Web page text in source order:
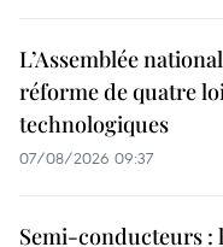
L’Assemblée
réforme de quatre
technologiques
07/08/2026 09:37
Semi-conducteurs :